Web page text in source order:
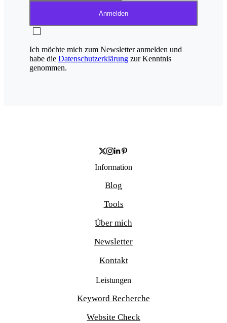
Anmelden
Ich möchte mich zum Newsletter anmelden und
habe die Datenschutzerklärung zur Kenntnis
genommen.
Information
Blog
Tools
Über mich
Newsletter
Kontakt
Leistungen
Keyword Recherche
Website Check